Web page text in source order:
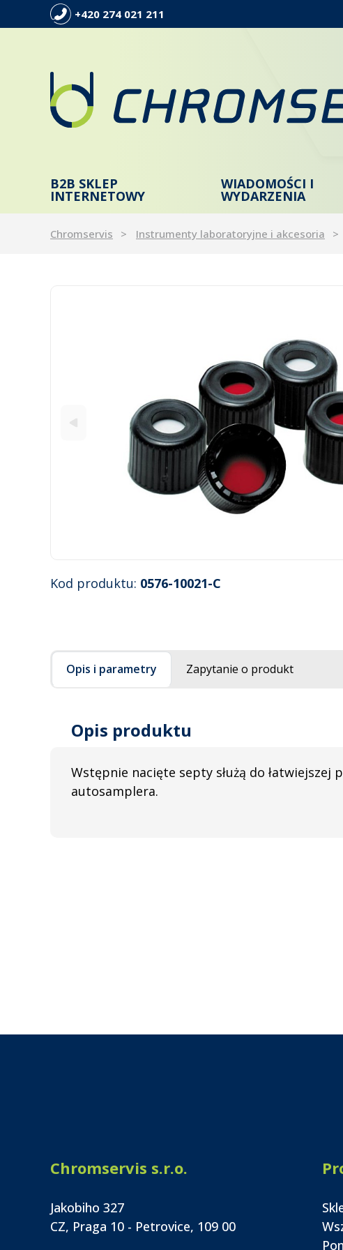
+420 274 021 211
B2B SKLEP
INTERNETOWY
WIADOMOŚCI I
WYDARZENIA
Chromservis Instrumenty laboratoryjne i akcesoria
Kod produktu: 0576-10021-C
Opis i parametry Zapytanie o produkt
Opis produktu
Wstępnie nacięte septy służą do łatwiejszej
autosamplera.
Chromservis s.r.o.
Jakobiho 327
CZ, Praga 10 - Petrovice, 109 00